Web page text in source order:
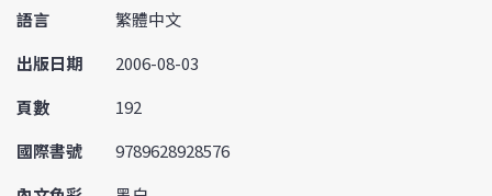
語言
繁體中文
出版日期
2006-08-03
頁數
192
國際書號
9789628928576